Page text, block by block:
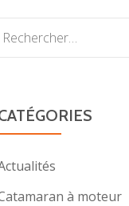
à moteur